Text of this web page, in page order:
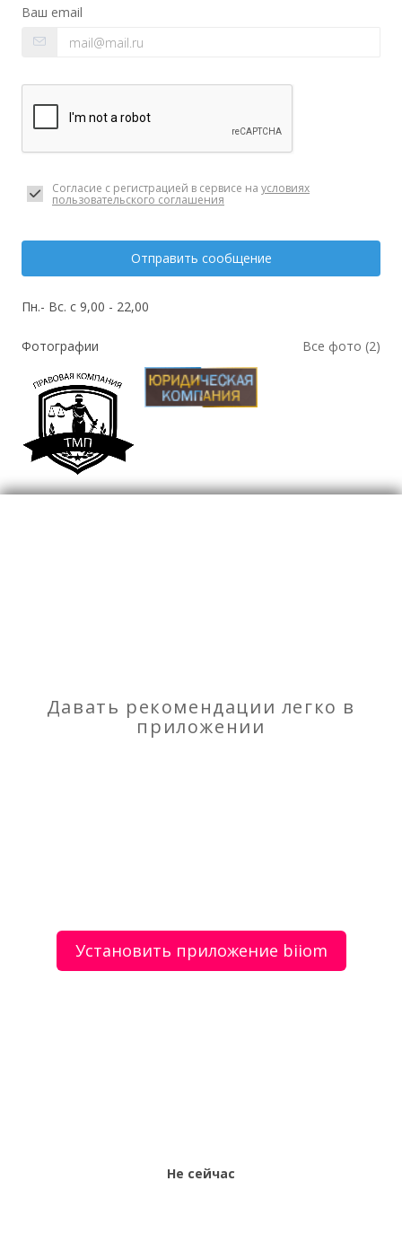
Ваш email
Согласие с регистрацией в сервисе на условиях
пользовательского соглашения
Отправить сообщение
Пн.- Вс. с 9,00 - 22,00
Фотографии Все фото (2)
Рекомендую
О сервисе Объявления
Добавить объявление
Давать рекомендации легко в
приложении
Установить приложение biiom
Не сейчас